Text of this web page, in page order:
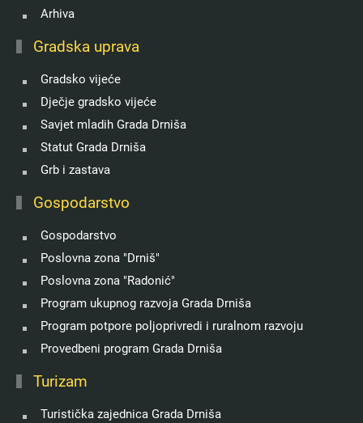
Arhiva
Gradska uprava
Gradsko vijeće
Dječje gradsko vijeće
Savjet mladih Grada Drniša
Statut Grada Drniša
Grb i zastava
Gospodarstvo
Gospodarstvo
Poslovna zona "Drniš"
Poslovna zona "Radonić"
Program ukupnog razvoja Grada Drniša
Program potpore poljoprivredi i ruralnom razvoju
Provedbeni program Grada Drniša
Turizam
Turistička zajednica Grada Drniša